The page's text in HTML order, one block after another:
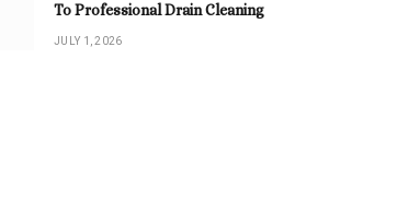
To Professional Drain Cleaning
JULY 1, 2026